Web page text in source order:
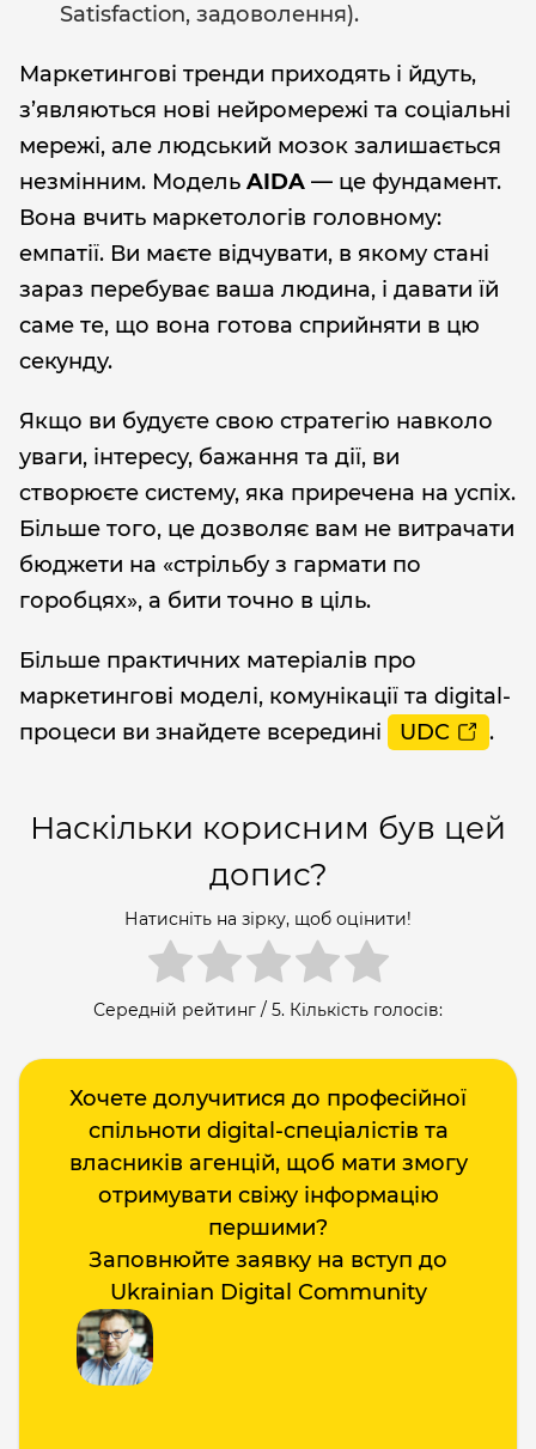
Satisfaction, задоволення).
Маркетингові тренди приходять і йдуть,
з’являються нові нейромережі та соціальні
мережі, але людський мозок залишається
незмінним. Модель AIDA — це фундамент.
Вона вчить маркетологів головному:
емпатії. Ви маєте відчувати, в якому стані
зараз перебуває ваша людина, і давати їй
саме те, що вона готова сприйняти в цю
секунду.
Якщо ви будуєте свою стратегію навколо
уваги, інтересу, бажання та дії, ви
створюєте систему, яка приречена на успіх.
Більше того, це дозволяє вам не витрачати
бюджети на «стрільбу з гармати по
горобцях», а бити точно в ціль.
Більше практичних матеріалів про
маркетингові моделі, комунікації та digital-
процеси ви знайдете всередині
UDC .
Наскільки корисним був цей
допис?
Натисніть на зірку, щоб оцінити!
Середній рейтинг / 5. Кількість голосів:
Хочете долучитися до професійної
спільноти digital-спеціалістів та
власників агенцій, щоб мати змогу
отримувати свіжу інформацію
першими?
Заповнюйте заявку на вступ до
Ukrainian Digital Community